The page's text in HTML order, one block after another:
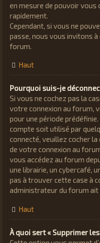
en mesure de pouvoir vous
rapidement.
Cependant, si vous ne
passe, nous vous invitons
forum.
Haut
Pourquoi suis-je
Si vous ne cochez pas la
votre connexion au forum,
pour une période
compte soit utilisé par
connecté, veuillez cocher la
de votre connexion au
vous accédez au forum
une librairie, un cybercafé,
pas à trouver cette case à
administrateur du forum
Haut
À quoi sert « Supprimer